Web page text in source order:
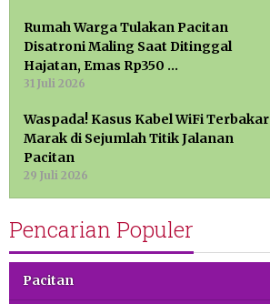
Rumah Warga Tulakan Pacitan
Disatroni Maling Saat Ditinggal
Hajatan, Emas Rp350 …
31 Juli 2026
Waspada! Kasus Kabel WiFi Terbakar
Marak di Sejumlah Titik Jalanan
Pacitan
29 Juli 2026
Pencarian Populer
Pacitan